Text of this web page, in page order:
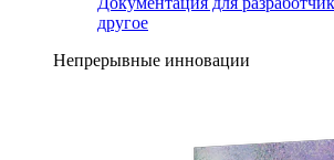
другое
Непрерывные инновации